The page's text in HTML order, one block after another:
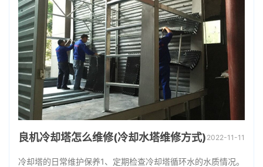
良机冷却塔怎么维修(冷却水塔维修方式) 2022-11-11
冷却塔的日常维护保养1、定期检查冷却塔循环水的水质情况。